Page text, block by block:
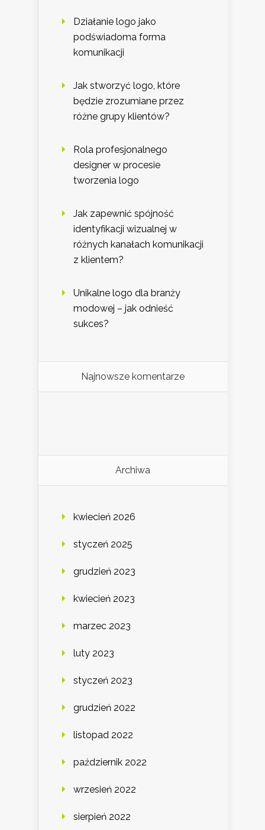
Działanie logo jako
podświadoma forma
komunikacji
Jak stworzyć logo, które
będzie zrozumiane przez
różne grupy klientów?
Rola profesjonalnego
designer w procesie
tworzenia logo
Jak zapewnić spójność
identyfikacji wizualnej w
różnych kanałach komunikacji
z klientem?
Unikalne logo dla branży
modowej – jak odnieść
sukces?
Najnowsze komentarze
Archiwa
kwiecień 2026
styczeń 2025
grudzień 2023
kwiecień 2023
marzec 2023
luty 2023
styczeń 2023
grudzień 2022
listopad 2022
październik 2022
wrzesień 2022
sierpień 2022